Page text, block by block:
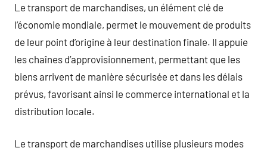
Le transport de marchandises, un élément clé de
l’économie mondiale, permet le mouvement de produits
de leur point d’origine à leur destination finale. Il appuie
les chaînes d’approvisionnement, permettant que les
biens arrivent de manière sécurisée et dans les délais
prévus, favorisant ainsi le commerce international et la
distribution locale.
Le transport de marchandises utilise plusieurs modes